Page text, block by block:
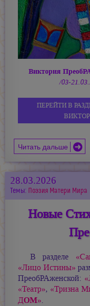
Виктория
/03-
ПЕРЕЙТИ В
Читать дальше
28.03.2026
Темы: Поэзия Матери Мира
Новые
В разделе
«Лицо Истины»
ПреобРАженской:
«Театр», «Тризна
ДОМ».